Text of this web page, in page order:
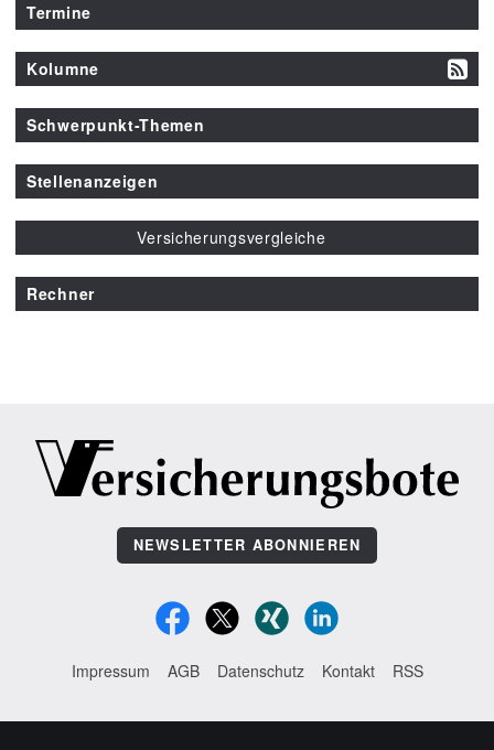
Termine
Kolumne
Schwerpunkt-Themen
Stellenanzeigen
Versicherungsvergleiche
Rechner
NEWSLETTER ABONNIEREN
Impressum AGB Datenschutz Kontakt RSS